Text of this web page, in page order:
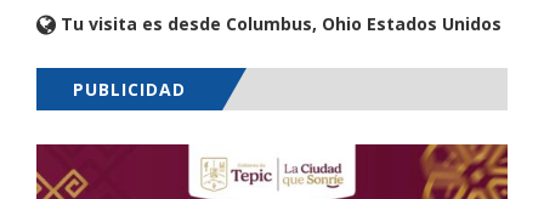
Tu visita es desde Columbus, Ohio Estados Unidos
PUBLICIDAD